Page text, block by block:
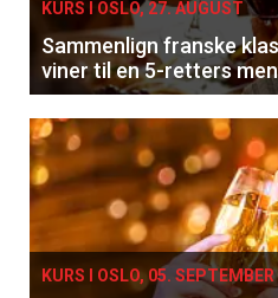
KURS I OSLO, 27. AUGUST
Sammenlign franske
viner til en 5-retters
KURS I OSLO, 05. SEPTEMBER